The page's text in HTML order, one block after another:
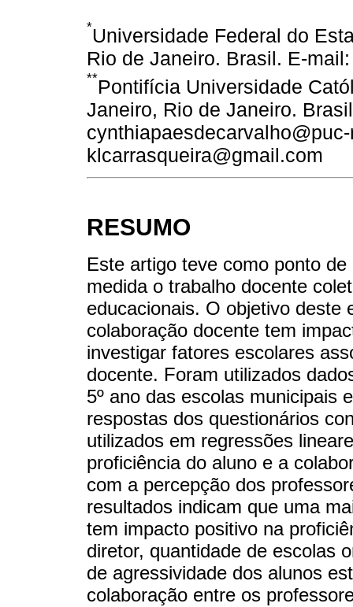
*Universidade Federal do
Rio de Janeiro. Brasil. E-
**Pontifícia Universidade
Janeiro, Rio de Janeiro.
klcarrasqueira@gmail.com
RESUMO
Este artigo teve como ponto
medida o trabalho docente
educacionais. O objetivo deste
colaboração docente tem
investigar fatores escolares
docente. Foram utilizados
5º ano das escolas municipais
respostas dos questionários
utilizados em regressões
proficiência do aluno e a
com a percepção dos
resultados indicam que uma
tem impacto positivo na
diretor, quantidade de escolas
de agressividade dos alunos
colaboração entre os